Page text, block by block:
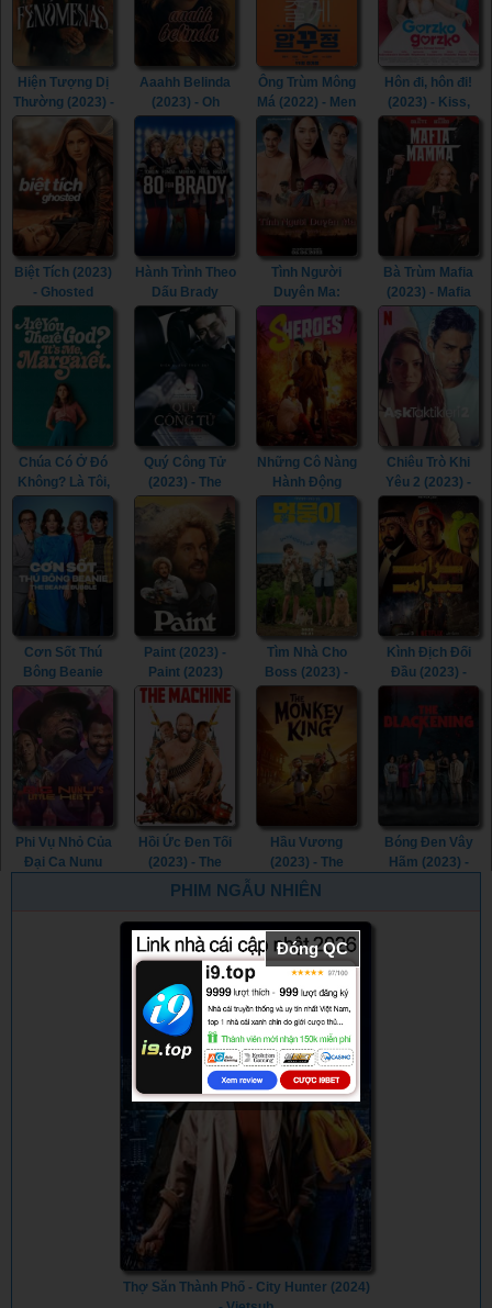
Hiện Tượng Dị
Thường (2023) -
Phenomena
(2023)
Aaahh Belinda
(2023) - Oh
Ông Trùm Mông
Má (2022) - Men
of Plastic (2022)
Hôn đi, hôn đi!
(2023) - Kiss,
Kiss! (2023)
Biệt Tích (2023)
- Ghosted
Hành Trình Theo
Dấu Brady
(2023) - 80 for
Brady (2023)
Tình Người
Duyên Ma:
Ngoại Truyện
(2023) - Tid Noi:
More Than True
Love (2023)
Bà Trùm Mafia
(2023) - Mafia
Mamma (2023)
Chúa Có Ở Đó
Không? Là Tôi,
Margaret (2023)
- Are You There
God? It’s Me,
Margaret.
(2023)
Quý Công Tử
(2023) - The
Childe (2023)
Những Cô Nàng
Hành Động
(2023) -
Sheroes (2023)
Chiêu Trò Khi
Yêu 2 (2023) -
Love Tactics 2
(2023)
Cơn Sốt Thú
Bông Beanie
(2023) - The
Beanie Bubble
(2023)
Paint (2023) -
Paint (2023)
Tìm Nhà Cho
Boss (2023) -
My Heart Puppy
(2023)
Kình Địch Đối
Đầu (2023) -
(2023)
Phi Vụ Nhỏ Của
Đại Ca Nunu
Hồi Ức Đen Tối
(2023) - The
Machine (2023)
Hầu Vương
(2023) - The
Monkey King
Bóng Đen Vây
Hãm (2023) -
PHIM NGẪU NHIÊN
Thợ Săn Thành Phố - City Hunter (2024)
Đóng QC